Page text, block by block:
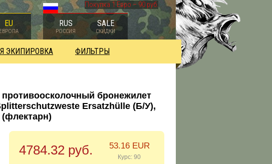
Покупка 1 Евро – 90 руб.
EU
ЕВРОПА
RUS
РОССИЯ
SALE
СКИДКИ
ЭКИПИРОВКА ФИЛЬТРЫ
бронежилет
Ersatzhülle (Б/У),
(флектарн)
4784.32 руб. 53.16 EUR
Курс: 90